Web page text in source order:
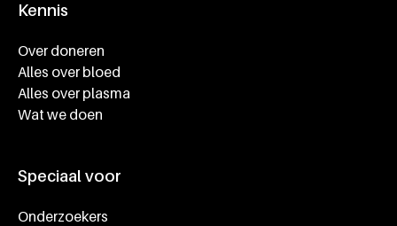
Kennis
Over doneren
Alles over bloed
Alles over plasma
Wat we doen
Speciaal voor
Onderzoekers